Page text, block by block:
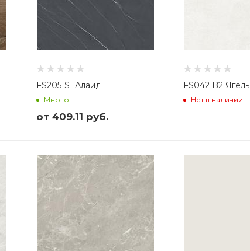
FS205 S1 Алаид
Много
от 409.11 руб.
FS042 B2 Ягель
Нет в наличии